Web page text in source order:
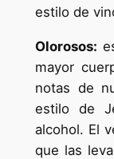
estilo de
Olorosos:
mayor
notas de
estilo de
alcohol. El
que las